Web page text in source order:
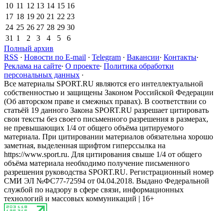
10 11 12 13 14 15 16
17 18 19 20 21 22 23
24 25 26 27 28 29 30
31 1 2 3 4 5
6
Полный архив
RSS · Новости по E-mail · Telegram · Вакансии· Контакты·
Реклама на сайте· О проекте· Политика обработки
персональных данных ·
Все материалы SPORT.RU являются его интеллектуальной
собственностью и защищены Законом Российской Федерации
(Об авторском праве и смежных правах). В соответствии со
статьёй 19 данного Закона SPORT.RU разрешает цитировать
свои тексты без своего письменного разрешения в размерах,
не превышающих 1/4 от общего объёма цитируемого
материала. При цитировании материалов обязательна хорошо
заметная, выделенная шрифтом гиперссылка на
https://www.sport.ru. Для цитирования свыше 1/4 от общего
объёма материала необходимо получение письменного
разрешения руководства SPORT.RU. Регистрационный номер
СМИ ЭЛ №ФС77-72594 от 04.04.2018. Выдано Федеральной
службой по надзору в сфере связи, информационных
технологий и массовых коммуникаций | 16+